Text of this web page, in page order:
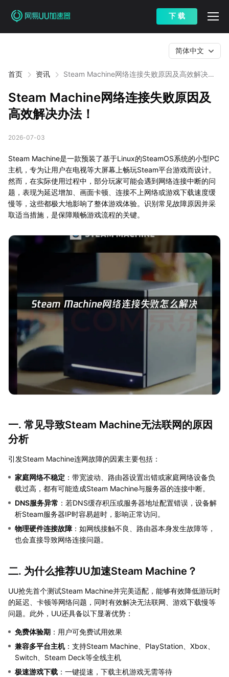
下 载
首页 资讯
Steam Machine网络连接失败原因及高效解决办
简体中文
Steam Machine网络连接失败原因及
高效解决办法！
2026-07-03
Steam Machine是一款预装了基于Linux的SteamOS系统的小型PC
主机，专为让用户在电视等大屏幕上畅玩Steam平台游戏而设计。
然而，在实际使用过程中，部分玩家可能会遇到网络连接中断的问
题，表现为延迟增加、画面卡顿、连接不上网络或游戏下载速度缓
慢等，这些都极大地影响了整体游戏体验。识别常见故障原因并采
取适当措施，是保障顺畅游戏流程的关键。
一. 常见导致Steam Machine无法联网的原因
分析
引发Steam Machine连网故障的因素主要包括：
家庭网络不稳定 ：带宽波动、路由器设置出错或家庭网络设备负
载过高，都有可能造成Steam Machine与服务器的连接中断。
DNS服务异常 ：若DNS缓存积压或服务器地址配置错误，设备解
析Steam服务器IP时容易超时，影响正常访问。
物理硬件连接故障 ：如网线接触不良、路由器本身发生故障等，
也会直接导致网络连接问题。
二. 为什么推荐UU加速Steam Machine？
UU抢先首个测试Steam Machine并完美适配，能够有效降低游玩时
的延迟、卡顿等网络问题，同时有效解决无法联网、游戏下载慢等
问题。此外，UU还具备以下显著优势：
免费体验期 ：用户可免费试用效果
兼容多平台主机：支持Steam Machine、PlayStation、Xbox、
Switch、Steam Deck等全线主机
极速游戏下载 ：一键提速，下载主机游戏无需等待